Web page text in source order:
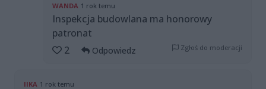
WANDA 1 rok temu
Inspekcja budowlana ma honorowy
patronat
2
Odpowiedz Zgłoś do moderacji
IIKA 1 rok temu